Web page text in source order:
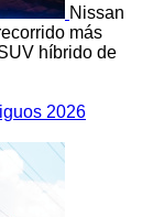
Nissan
más
híbrido de
2026